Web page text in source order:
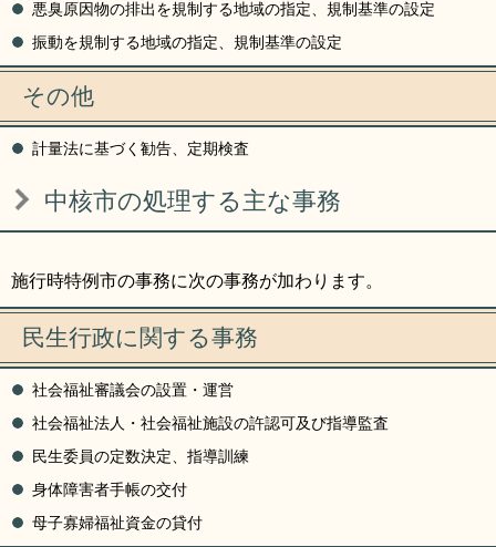
悪臭原因物の排出を規制する地域の指定、規制基準の設定
振動を規制する地域の指定、規制基準の設定
その他
計量法に基づく勧告、定期検査
中核市の処理する主な事務
施行時特例市の事務に次の事務が加わります。
民生行政に関する事務
社会福祉審議会の設置・運営
社会福祉法人・社会福祉施設の許認可及び指導監査
民生委員の定数決定、指導訓練
身体障害者手帳の交付
母子寡婦福祉資金の貸付